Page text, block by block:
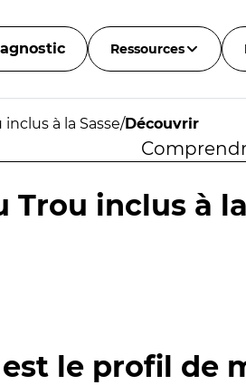
Ressources
à la Sasse/Découvrir
Trou inclus à la
le profil de